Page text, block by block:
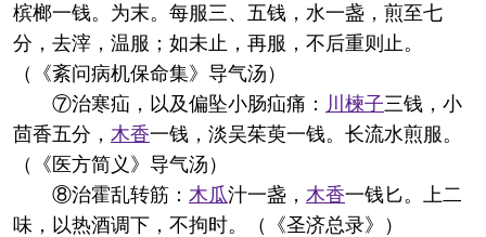
槟榔一钱。为末。每服三、五钱，水一盏，煎至七
分，去滓，温服；如未止，再服，不后重则止。
（《紊问病机保命集》导气汤）
⑦治寒疝，以及偏坠小肠疝痛： 川楝子三钱，小
茴香五分， 木香一钱，淡吴茱萸一钱。长流水煎服。
（《医方简义》导气汤）
⑧治霍乱转筋： 木瓜汁一盏， 木香一钱匕。上二
味，以热酒调下，不拘时。（《圣济总录》）